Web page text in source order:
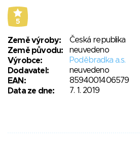
5
Země výroby:
Česká republika
Země původu:
neuvedeno
Výrobce:
Poděbradka a.s.
Dodavatel:
neuvedeno
EAN:
8594001406579
Data ze dne:
7. 1. 2019